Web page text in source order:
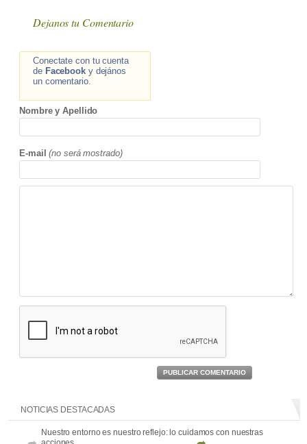
Dejanos tu Comentario
Conectate con tu cuenta
de Facebooky dejános
un comentario.
Nombre y Apellido
E-mail (no será mostrado)
PUBLICAR COMENTARIO
NOTICIAS DESTACADAS
Nuestro entorno es nuestro reflejo: lo cuidamos con nuestras